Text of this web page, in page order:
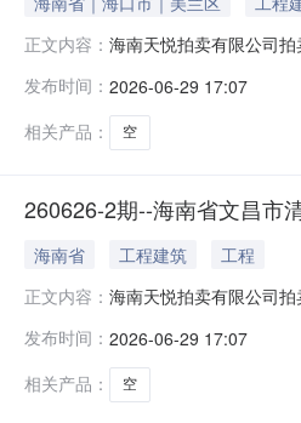
正文内容： 海南天悦拍卖有限公司
具体详见阿里拍卖平台
发布时间： 2026-06-29 17:07
相关产品：
空
260626-2期--海南省文昌市
海南省 工程建筑
工程
正文内容： 海南天悦拍卖有限公司
拍卖平台《拍卖公告》
发布时间： 2026-06-29 17:07
相关产品：
空